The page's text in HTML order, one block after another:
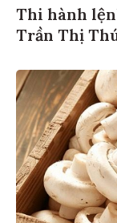
Thi hành
Trần Thị